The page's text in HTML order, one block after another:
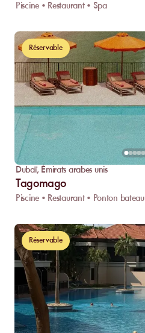
Piscine • Restaurant • Spa
Réservable
Dubaï, Émirats arabes unis
Tagomago
Piscine • Restaurant • Ponton bateau
Réservable